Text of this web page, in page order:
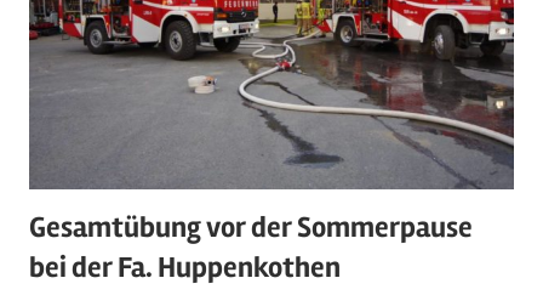
Gesamtübung vor der Sommerpause
bei der Fa. Huppenkothen